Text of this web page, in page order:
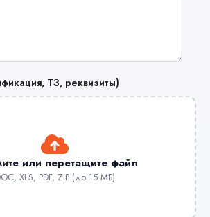
ТЗ, реквизиты)
или перетащите файл
XLS, PDF, ZIP (до 15 МБ)